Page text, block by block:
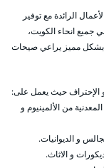
الرائدة مع توفير
جميع انحاء الكويت،
بشكل مميز يراعي صيحات
و الإحتراف حيث يعمل على:
من الألمينيوم و